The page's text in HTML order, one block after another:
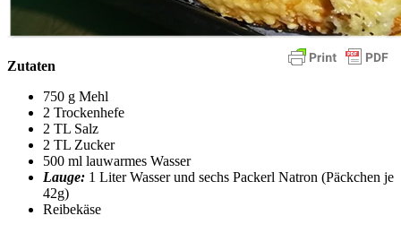
Zutaten
750 g Mehl
2 Trockenhefe
2 TL Salz
2 TL Zucker
500 ml lauwarmes Wasser
Lauge: 1 Liter Wasser und sechs Packerl Natron (Päckchen je
42g)
Reibekäse